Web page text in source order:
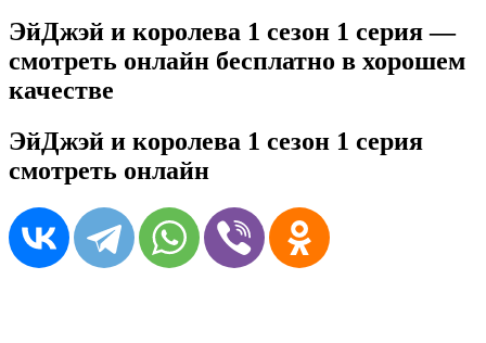
ЭйДжэй и королева 1 сезон 1 серия —
смотреть онлайн бесплатно в хорошем
качестве
ЭйДжэй и королева 1 сезон 1 серия
смотреть онлайн